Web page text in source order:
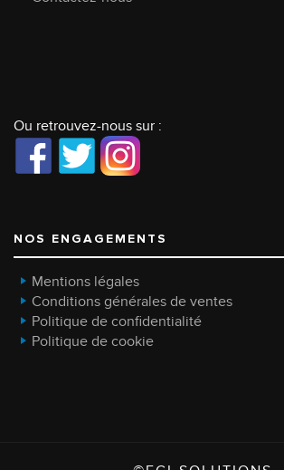
Ou retrouvez-nous sur :
NOS ENGAGEMENTS
Mentions légales
Conditions générales de ventes
Politique de confidentialité
Politique de cookie